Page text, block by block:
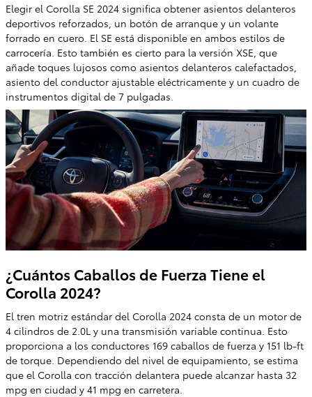
Elegir el Corolla SE 2024 significa obtener asientos delanteros
deportivos reforzados, un botón de arranque y un volante
forrado en cuero. El SE está disponible en ambos estilos de
carrocería. Esto también es cierto para la versión XSE, que
añade toques lujosos como asientos delanteros calefactados,
asiento del conductor ajustable eléctricamente y un cuadro de
instrumentos digital de 7 pulgadas.
¿Cuántos Caballos de Fuerza Tiene el
Corolla 2024?
El tren motriz estándar del Corolla 2024 consta de un motor de
4 cilindros de 2.0L y una transmisión variable continua. Esto
proporciona a los conductores 169 caballos de fuerza y 151 lb-ft
de torque. Dependiendo del nivel de equipamiento, se estima
que el Corolla con tracción delantera puede alcanzar hasta 32
mpg en ciudad y 41 mpg en carretera.